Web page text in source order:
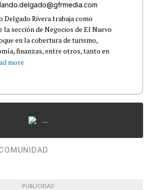
Delgado Rivera trabaja como
sección de Negocios de El Nuevo
en la cobertura de turismo,
finanzas, entre otros, tanto en
more
...
PUBLICIDAD